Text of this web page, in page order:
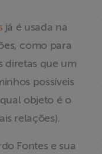
já é usada na
como para
diretas que um
possíveis
objeto é o
relações).
Fontes e sua